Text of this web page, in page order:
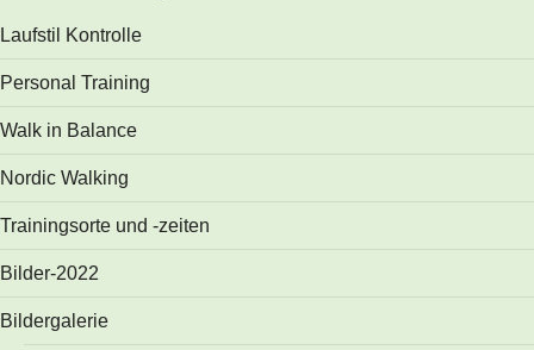
Laufstil Kontrolle
Personal Training
Walk in Balance
Nordic Walking
Trainingsorte und -zeiten
Bilder-2022
Bildergalerie